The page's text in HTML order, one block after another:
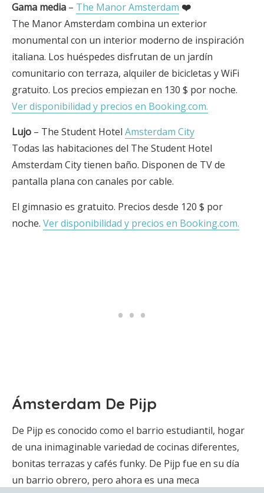
Gama media – The Manor Amsterdam ❤️
The Manor Amsterdam combina un exterior
monumental con un interior moderno de inspiración
italiana. Los huéspedes disfrutan de un jardín
comunitario con terraza, alquiler de bicicletas y WiFi
gratuito. Los precios empiezan en 130 $ por noche.
Ver disponibilidad y precios en Booking.com.
Lujo – The Student Hotel Amsterdam City
Todas las habitaciones del The Student Hotel
Amsterdam City tienen baño. Disponen de TV de
pantalla plana con canales por cable.
El gimnasio es gratuito. Precios desde 120 $ por
noche. Ver disponibilidad y precios en Booking.com.
Ámsterdam De Pijp
De Pijp es conocido como el barrio estudiantil, hogar
de una inimaginable variedad de cocinas diferentes,
bonitas terrazas y cafés funky. De Pijp fue en su día
un barrio obrero, pero ahora es una meca